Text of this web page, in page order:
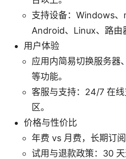
支持设备：Windows、
Android、Linux、路由
用户体验
应用内简易切换服务器
等功能。
客服与支持：24/7 在
区。
价格与性价比
年费 vs 月费，长期订阅
试用与退款政策：30